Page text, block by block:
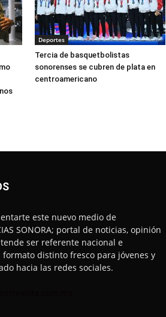
Deportes
Tercia de basquetbolistas
sonorenses se cubren de plata en
centroamericano
este nuevo medio de
SONORA; portal de noticias, opinión
ser referente nacional e
distinto fresco para jóvenes y
hacia las redes sociales.